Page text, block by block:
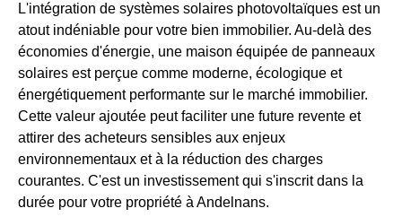
L'intégration de systèmes solaires photovoltaïques est un
atout indéniable pour votre bien immobilier. Au-delà des
économies d'énergie, une maison équipée de panneaux
solaires est perçue comme moderne, écologique et
énergétiquement performante sur le marché immobilier.
Cette valeur ajoutée peut faciliter une future revente et
attirer des acheteurs sensibles aux enjeux
environnementaux et à la réduction des charges
courantes. C'est un investissement qui s'inscrit dans la
durée pour votre propriété à Andelnans.